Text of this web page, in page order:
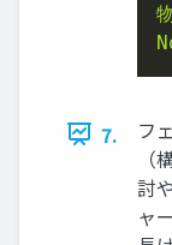
7.
フ
討
ャ